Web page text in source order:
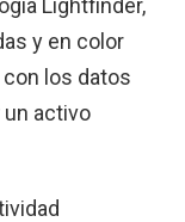
y en color
los datos
activo